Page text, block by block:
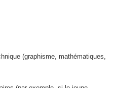
(graphisme, mathématiques,